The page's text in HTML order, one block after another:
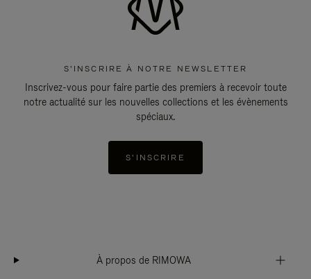
S'INSCRIRE À NOTRE NEWSLETTER
Inscrivez-vous pour faire partie des premiers à recevoir toute
notre actualité sur les nouvelles collections et les évènements
spéciaux.
S'INSCRIRE
À propos de RIMOWA